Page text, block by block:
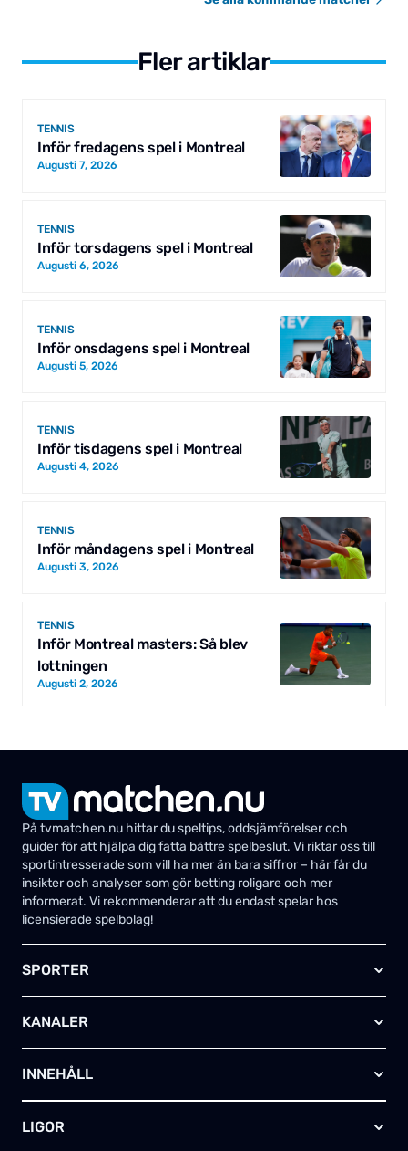
Fler artiklar
TENNIS
Inför fredagens spel i Montreal
Augusti 7, 2026
TENNIS
Inför torsdagens spel i Montreal
Augusti 6, 2026
TENNIS
Inför onsdagens spel i Montreal
Augusti 5, 2026
TENNIS
Inför tisdagens spel i Montreal
Augusti 4, 2026
TENNIS
Inför måndagens spel i Montreal
Augusti 3, 2026
TENNIS
Inför Montreal masters: Så blev
lottningen
Augusti 2, 2026
På tvmatchen.nu hittar du speltips, oddsjämförelser och
guider för att hjälpa dig fatta bättre spelbeslut. Vi riktar oss till
sportintresserade som vill ha mer än bara siffror – här får du
insikter och analyser som gör betting roligare och mer
informerat. Vi rekommenderar att du endast spelar hos
licensierade spelbolag!
SPORTER
Ishockey
Amerikansk fotboll
Basket
KANALER
TV4 Play Sport Total
Kanal 5
HBO Max (SE)
INNEHÅLL
Kontakta oss
LIGOR